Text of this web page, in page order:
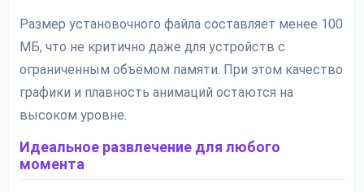
Размер установочного файла составляет менее 100
МБ, что не критично даже для устройств с
ограниченным объёмом памяти. При этом качество
графики и плавность анимаций остаются на
высоком уровне.
Идеальное развлечение для любого
момента